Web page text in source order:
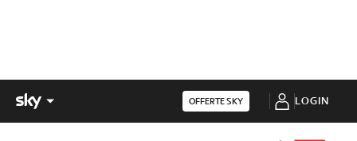
OFFERTE SKY LOGIN